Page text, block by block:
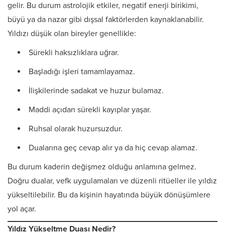
gelir. Bu durum astrolojik etkiler, negatif enerji birikimi,
büyü ya da nazar gibi dışsal faktörlerden kaynaklanabilir.
Yıldızı düşük olan bireyler genellikle:
Sürekli haksızlıklara uğrar.
Başladığı işleri tamamlayamaz.
İlişkilerinde sadakat ve huzur bulamaz.
Maddi açıdan sürekli kayıplar yaşar.
Ruhsal olarak huzursuzdur.
Dualarına geç cevap alır ya da hiç cevap alamaz.
Bu durum kaderin değişmez olduğu anlamına gelmez.
Doğru dualar, vefk uygulamaları ve düzenli ritüeller ile yıldız
yükseltilebilir. Bu da kişinin hayatında büyük dönüşümlere
yol açar.
Yıldız Yükseltme Duası Nedir?